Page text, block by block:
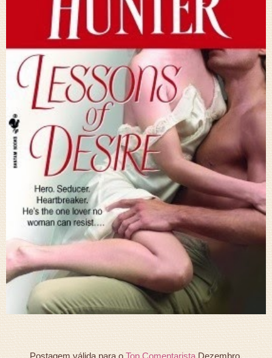
Postagem válida para oTop Comentarista Dezembro.